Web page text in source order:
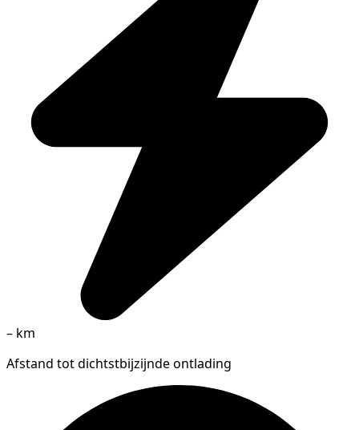
– km
Afstand tot dichtstbijzijnde ontlading